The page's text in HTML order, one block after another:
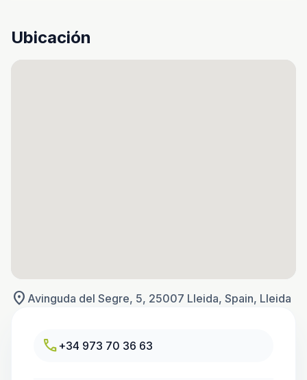
Ubicación
location_on Avinguda del Segre, 5, 25007 Lleida, Spain, Lleida
call +34 973 70 36 63